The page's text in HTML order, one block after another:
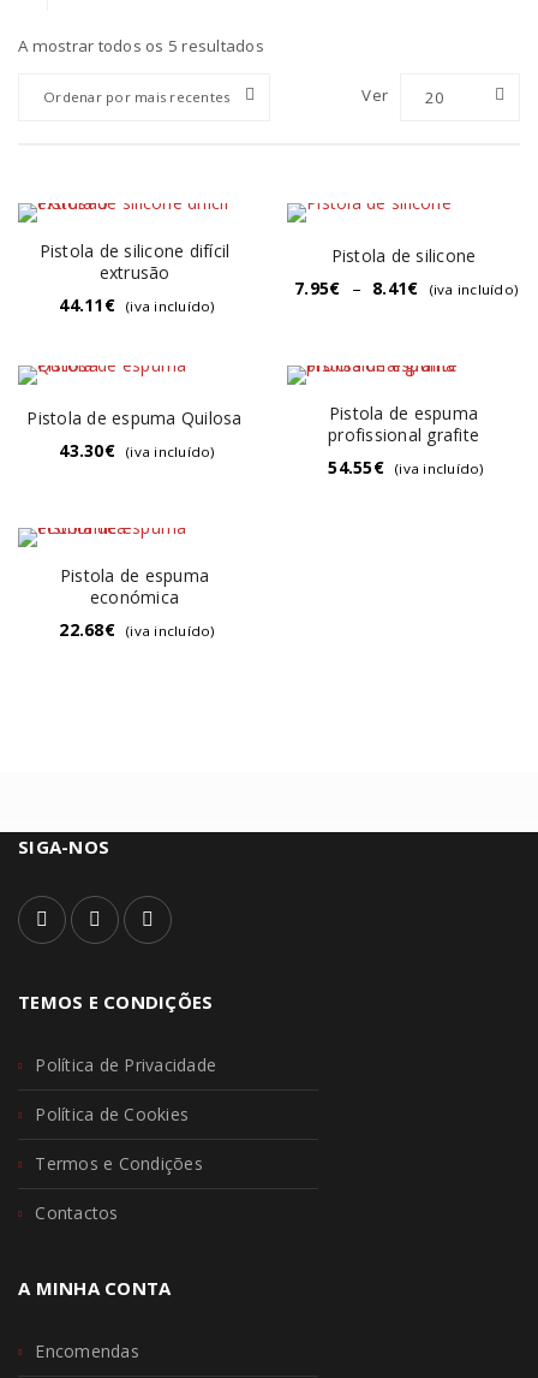
A mostrar todos os 5 resultados
Ordenar por mais recentes Ver 20
Pistola de silicone difícil
extrusão
44.11€ (iva incluído)
Pistola de silicone
7.95€ – 8.41€ (iva incluído)
Pistola de espuma Quilosa
43.30€ (iva incluído)
Pistola de espuma
profissional grafite
54.55€ (iva incluído)
Pistola de espuma
económica
22.68€ (iva incluído)
SIGA-NOS
TEMOS E CONDIÇÕES
Política de Privacidade
Política de Cookies
Termos e Condições
Contactos
A MINHA CONTA
Encomendas